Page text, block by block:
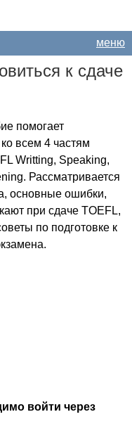
меню
к сдаче
помогает
всем 4 частям
Writting, Speaking,
. Рассматривается
основные ошибки,
при сдаче TOEFL,
по подготовке к
войти через